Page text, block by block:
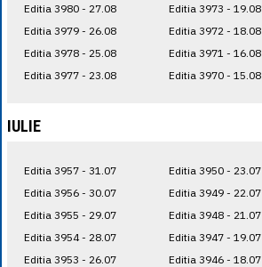
Editia 3980 - 27.08
Editia 3979 - 26.08
Editia 3978 - 25.08
Editia 3977 - 23.08
Editia 3973 - 19.08
Editia 3972 - 18.08
Editia 3971 - 16.08
Editia 3970 - 15.08
IULIE
Editia 3957 - 31.07
Editia 3956 - 30.07
Editia 3955 - 29.07
Editia 3954 - 28.07
Editia 3953 - 26.07
Editia 3950 - 23.07
Editia 3949 - 22.07
Editia 3948 - 21.07
Editia 3947 - 19.07
Editia 3946 - 18.07